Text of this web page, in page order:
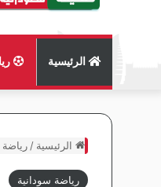
الرئيسية
الرئيسية / رياضة
رياضة سودانية